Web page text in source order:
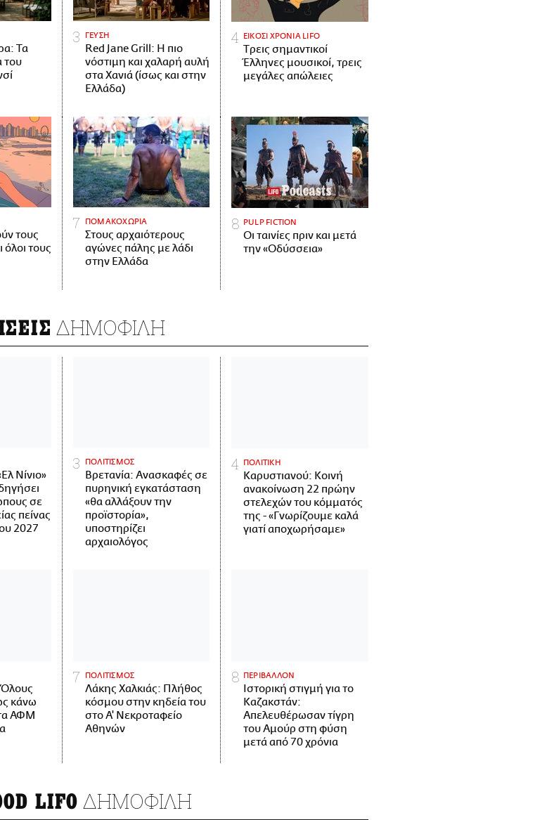
Τα
του
ΓΕΥΣΗ
Red Jane Grill: Η πιο
νόστιμη και χαλαρή αυλή
στα Χανιά (ίσως και στην
Ελλάδα)
ΕΙΚΟΣΙ ΧΡΟΝΙΑ LIFO
Tρεις σημαντικοί
Έλληνες μουσικοί, τρεις
μεγάλες απώλειες
τους
τους
ΠΟΜΑΚΟΧΩΡΙΑ
Στους αρχαιότερους
αγώνες πάλης με λάδι
στην Ελλάδα
PULP FICTION
Οι ταινίες πριν και μετά
την «Οδύσσεια»
ΔΗΜΟΦΙΛΗ
Νίνιο»
σε
πείνας
2027
ΠΟΛΙΤΙΣΜΟΣ
Βρετανία: Ανασκαφές σε
πυρηνική εγκατάσταση
«θα αλλάξουν την
προϊστορία»,
υποστηρίζει
αρχαιολόγος
ΠΟΛΙΤΙΚΗ
Καρυστιανού: Κοινή
ανακοίνωση 22 πρώην
στελεχών του κόμματός
της - «Γνωρίζουμε καλά
γιατί αποχωρήσαμε»
Όλους
κάνω
ΑΦΜ
ΠΟΛΙΤΙΣΜΟΣ
Λάκης Χαλκιάς: Πλήθος
κόσμου στην κηδεία του
στο Α' Νεκροταφείο
Αθηνών
ΠΕΡΙΒΑΛΛΟΝ
Ιστορική στιγμή για το
Καζακστάν:
Απελευθέρωσαν τίγρη
του Αμούρ στη φύση
μετά από 70 χρόνια
LIFO ΔΗΜΟΦΙΛΗ